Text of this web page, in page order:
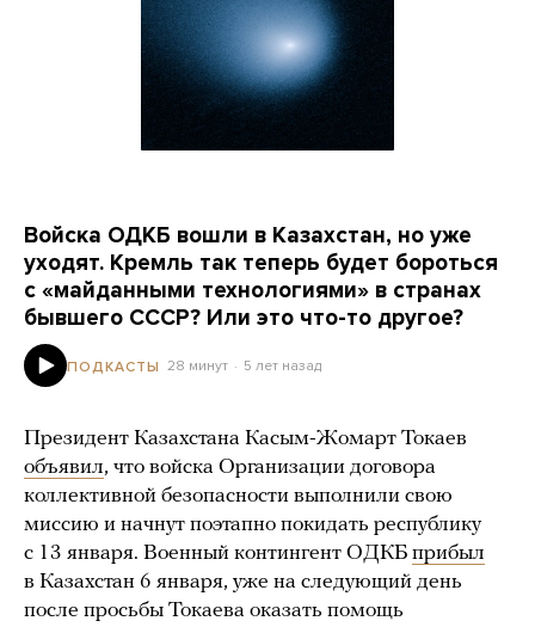
Войска ОДКБ вошли в Казахстан, но уже
уходят. Кремль так теперь будет бороться
с «майданными технологиями» в странах
бывшего СССР? Или это что-то другое?
ПОДКАСТЫ 28 минут 5 лет назад
Президент Казахстана Касым-Жомарт Токаев
объявил, что войска Организации договора
коллективной безопасности выполнили свою
миссию и начнут поэтапно покидать республику
с 13 января. Военный контингент ОДКБ прибыл
в Казахстан 6 января, уже на следующий день
после просьбы Токаева оказать помощь